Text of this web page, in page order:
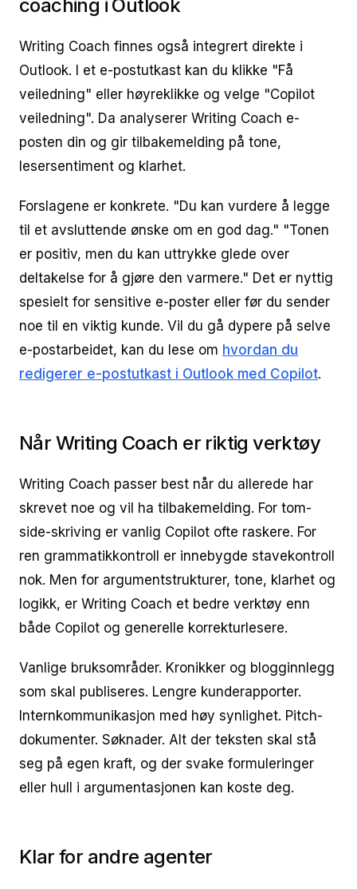
coaching i Outlook
Writing Coach finnes også integrert direkte i
Outlook. I et e-postutkast kan du klikke "Få
veiledning" eller høyreklikke og velge "Copilot
veiledning". Da analyserer Writing Coach e-
posten din og gir tilbakemelding på tone,
lesersentiment og klarhet.
Forslagene er konkrete. "Du kan vurdere å legge
til et avsluttende ønske om en god dag." "Tonen
er positiv, men du kan uttrykke glede over
deltakelse for å gjøre den varmere." Det er nyttig
spesielt for sensitive e-poster eller før du sender
noe til en viktig kunde. Vil du gå dypere på selve
e-postarbeidet, kan du lese om hvordan du
redigerer e-postutkast i Outlook med Copilot.
Når Writing Coach er riktig verktøy
Writing Coach passer best når du allerede har
skrevet noe og vil ha tilbakemelding. For tom-
side-skriving er vanlig Copilot ofte raskere. For
ren grammatikkontroll er innebygde stavekontroll
nok. Men for argumentstrukturer, tone, klarhet og
logikk, er Writing Coach et bedre verktøy enn
både Copilot og generelle korrekturlesere.
Vanlige bruksområder. Kronikker og blogginnlegg
som skal publiseres. Lengre kunderapporter.
Internkommunikasjon med høy synlighet. Pitch-
dokumenter. Søknader. Alt der teksten skal stå
seg på egen kraft, og der svake formuleringer
eller hull i argumentasjonen kan koste deg.
Klar for andre agenter